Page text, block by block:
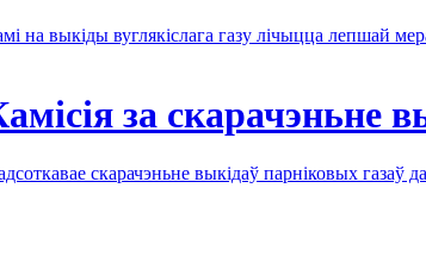
на выкіды вуглякіслага газу лічыцца лепшай
за скарачэньне
скарачэньне выкідаў парніковых газаў